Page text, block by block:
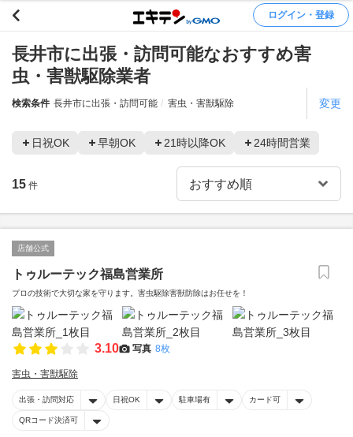
ログイン・登録
長井市に出張・訪問可能なおすすめ害
虫・害獣駆除業者
検索条件 長井市に出張・訪問可能 害虫・害獣駆除 変更
日祝OK 早朝OK 21時以降OK 24時間営業
15 件
店舗公式
トゥルーテック福島営業所
プロの技術で大切な家を守ります。害虫駆除害獣防除はお任せを！
3.10 写真 8枚
害虫・害獣駆除
出張・訪問対応 日祝OK 駐車場有 カード可
QRコード決済可